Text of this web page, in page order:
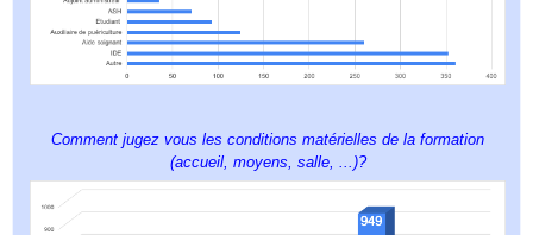
Comment jugez vous les conditions matérielles de la formation
(accueil, moyens, salle, ...)?